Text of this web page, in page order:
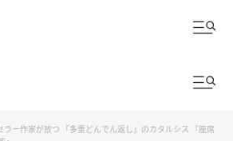
ラー作家が放つ 「多重どんでん返し」のカタルシス 『座席